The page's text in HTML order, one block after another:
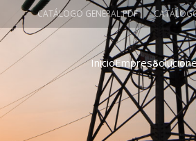
CATÁLOGO GENERAL PDF
InicioEmpresa